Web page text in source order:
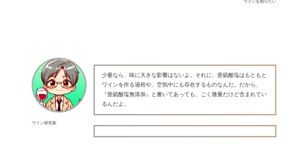
ワイン研究家
少量なら、味に大きな影響はないよ。それに、亜硫酸塩はもともと
ワインを作る過程や、空気中にも存在するものなんだ。だから、
『亜硫酸塩無添加』と書いてあっても、ごく微量だけど含まれてい
るんだよ。